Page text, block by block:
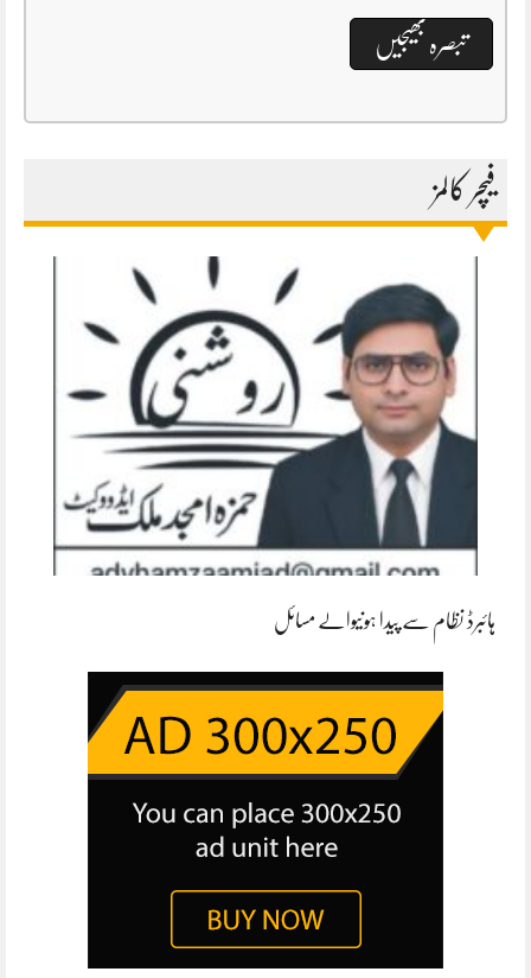
فیچر کالمز
ہائبرڈ نظام سے پیدا ہونیوالے مسائل